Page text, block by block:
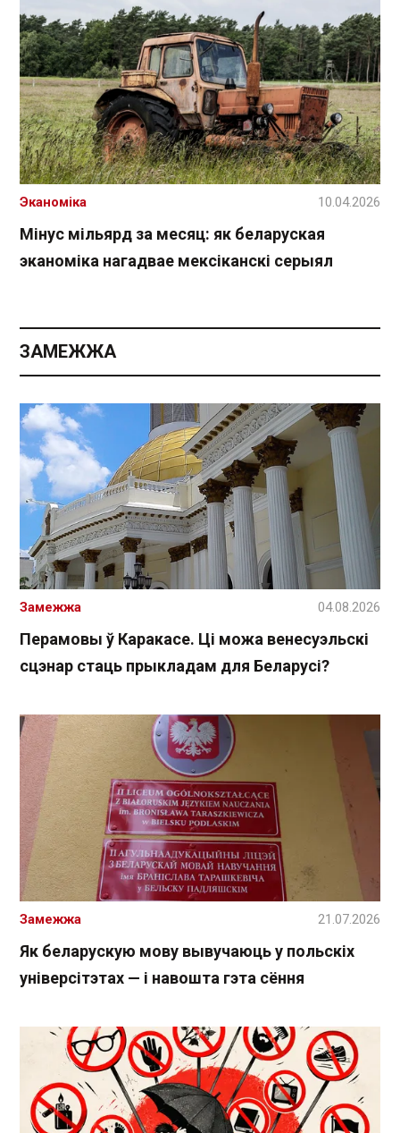
Мінус мільярд за месяц: як беларуская
эканоміка нагадвае мексіканскі серыял
Эканоміка 10.04.2026
ЗАМЕЖЖА
Перамовы ў Каракасе. Ці можа венесуэльскі
сцэнар стаць прыкладам для Беларусі?
Замежжа 04.08.2026
Як беларускую мову вывучаюць у польскіх
універсітэтах — і навошта гэта сёння
Замежжа 21.07.2026